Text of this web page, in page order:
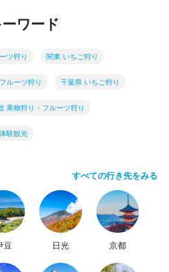
ワード
ツ狩り 関東 いちご狩り
ルーツ狩り 千葉県 いちご狩り
果物狩り・フルーツ狩り
験観光
すべての行き先をみる
豆 日光 京都